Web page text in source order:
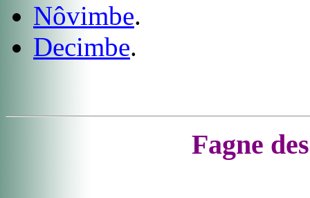
Nôvimbe.
Decimbe.
Fagne